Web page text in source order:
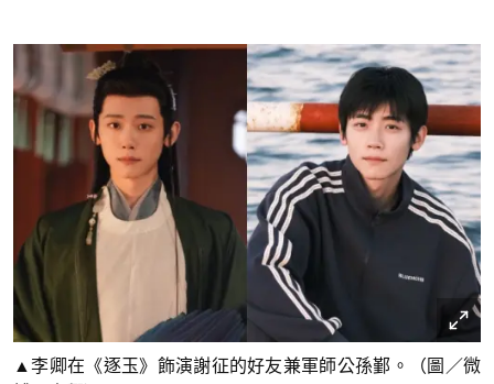
▲李卿在《逐玉》飾演謝征的好友兼軍師公孫鄞。（圖／微